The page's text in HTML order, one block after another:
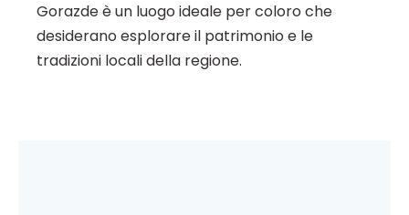
Gorazde è un luogo ideale per coloro che
desiderano esplorare il patrimonio e le
tradizioni locali della regione.